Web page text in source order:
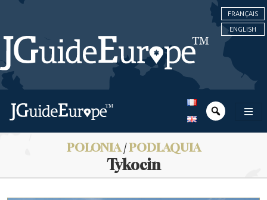
FRANÇAIS
ENGLISH
POLONIA/PODLAQUIA
Tykocin